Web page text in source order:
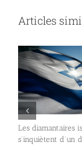
Articles
Les diamantaires
s’inquiètent d’un